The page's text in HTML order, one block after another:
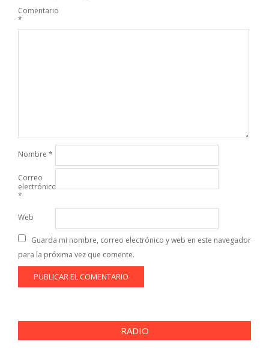
Comentario
*
Nombre *
Correo
electrónico
*
Web
Guarda mi nombre, correo electrónico y web en este navegador
para la próxima vez que comente.
RADIO